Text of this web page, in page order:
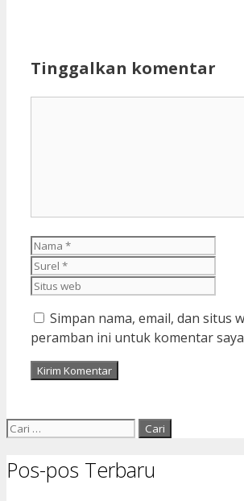
Tinggalkan komentar
Nama
Simpan nama, email, dan situs
peramban ini untuk komentar
Cari
Pos-pos Terbaru